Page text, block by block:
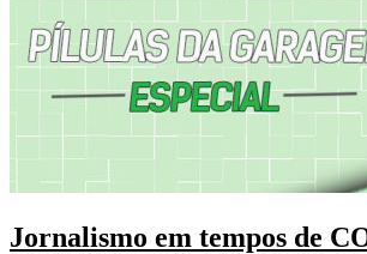
Jornalismo em tempos de